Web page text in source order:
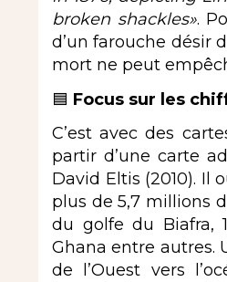
broken shackles».
d’un farouche désir
mort ne peut
🟦 Focus sur les
C’est avec des
partir d’une carte
David Eltis (2010). Il
plus de 5,7 millions
du golfe du Biafra,
Ghana entre autres.
de l’Ouest vers